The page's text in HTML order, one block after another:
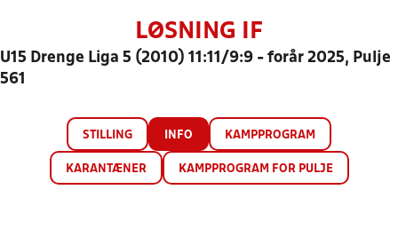
LØSNING IF
U15 Drenge Liga 5 (2010) 11:11/9:9 - forår 2025, Pulje
561
STILLING INFO KAMPPROGRAM
KARANTÆNER KAMPPROGRAM FOR PULJE